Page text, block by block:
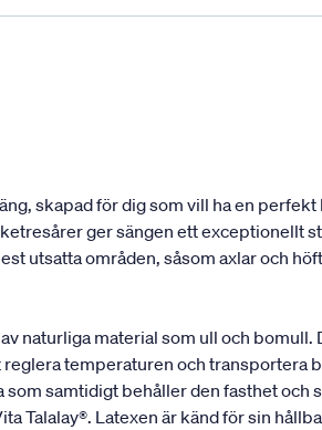
skapad för dig som vill ha en
ger sängen ett exceptionellt
utsatta områden, såsom axlar och
naturliga material som ull och
temperaturen och transportera
samtidigt behåller den fasthet
Talalay®. Latexen är känd för sin